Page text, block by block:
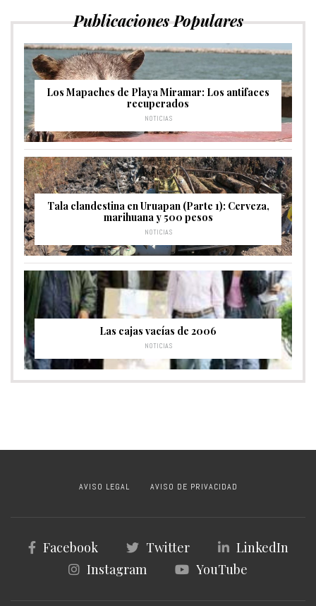
Publicaciones Populares
Los Mapaches de Playa Miramar: Los antifaces
recuperados
NOTICIAS
Tala clandestina en Uruapan (Parte 1): Cerveza,
marihuana y 500 pesos
NOTICIAS
Las cajas vacías de 2006
NOTICIAS
AVISO LEGAL AVISO DE PRIVACIDAD
Facebook Twitter
LinkedIn
Instagram
YouTube